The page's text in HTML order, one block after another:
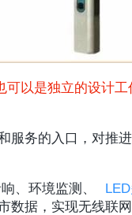
可以是独立的设计
服务的入口，对推
、环境监测、
数据，实现无线联